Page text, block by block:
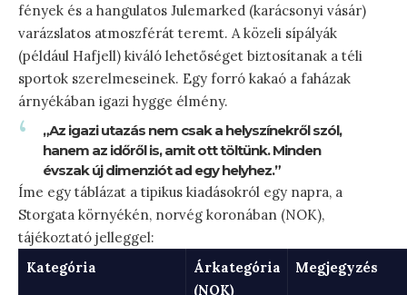
fények és a hangulatos Julemarked (karácsonyi vásár)
varázslatos atmoszférát teremt. A közeli sípályák
(például Hafjell) kiváló lehetőséget biztosítanak a téli
sportok szerelmeseinek. Egy forró kakaó a faházak
árnyékában igazi hygge élmény.
„Az igazi utazás nem csak a helyszínekről szól,
hanem az időről is, amit ott töltünk. Minden
évszak új dimenziót ad egy helyhez.”
Íme egy táblázat a tipikus kiadásokról egy napra, a
Storgata környékén, norvég koronában (NOK),
tájékoztató jelleggel:
Kategória
Árkategória
(NOK)
Megjegyzés